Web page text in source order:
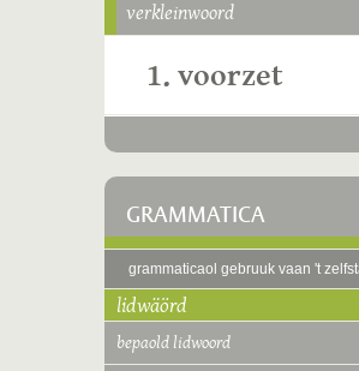
verkleinwoord
1. voorzet
GRAMMATICA
grammaticaol gebruuk vaan 't
lidwäörd
bepaold lidwoord